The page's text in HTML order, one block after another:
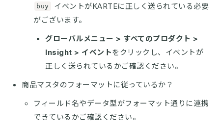
buy
イベントがKARTEに正しく送られている必要
がございます。
グローバルメニュー > すべてのプロダクト >
Insight > イベントをクリックし、イベントが
正しく送られているかご確認ください。
商品マスタのフォーマットに従っているか？
フィールド名やデータ型がフォーマット通りに連携
できているかご確認ください。